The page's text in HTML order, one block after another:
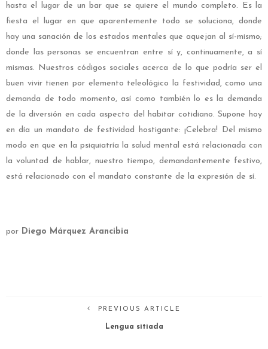
hasta el lugar de un bar que se quiere el mundo completo. Es la
fiesta el lugar en que aparentemente todo se soluciona, donde
hay una sanación de los estados mentales que aquejan al sí-mismo;
donde las personas se encuentran entre sí y, continuamente, a sí
mismas. Nuestros códigos sociales acerca de lo que podría ser el
buen vivir tienen por elemento teleológico la festividad, como una
demanda de todo momento, así como también lo es la demanda
de la diversión en cada aspecto del habitar cotidiano. Supone hoy
en día un mandato de festividad hostigante: ¡Celebra! Del mismo
modo en que en la psiquiatría la salud mental está relacionada con
la voluntad de hablar, nuestro tiempo, demandantemente festivo,
está relacionado con el mandato constante de la expresión de sí.
por Diego Márquez Arancibia
PREVIOUS ARTICLE
Lengua sitiada